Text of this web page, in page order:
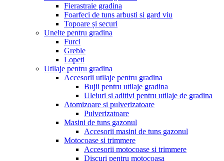
Fierastraie gradina
Foarfeci de tuns arbusti si gard viu
Topoare și securi
Unelte pentru gradina
Furci
Greble
Lopeti
Utilaje pentru gradina
Accesorii utilaje pentru gradina
Bujii pentru utilaje gradina
Uleiuri si aditivi pentru utilaje de gradina
Atomizoare si pulverizatoare
Pulverizatoare
Masini de tuns gazonul
Accesorii masini de tuns gazonul
Motocoase si trimmere
Accesorii motocoase si trimmere
Discuri pentru motocoasa